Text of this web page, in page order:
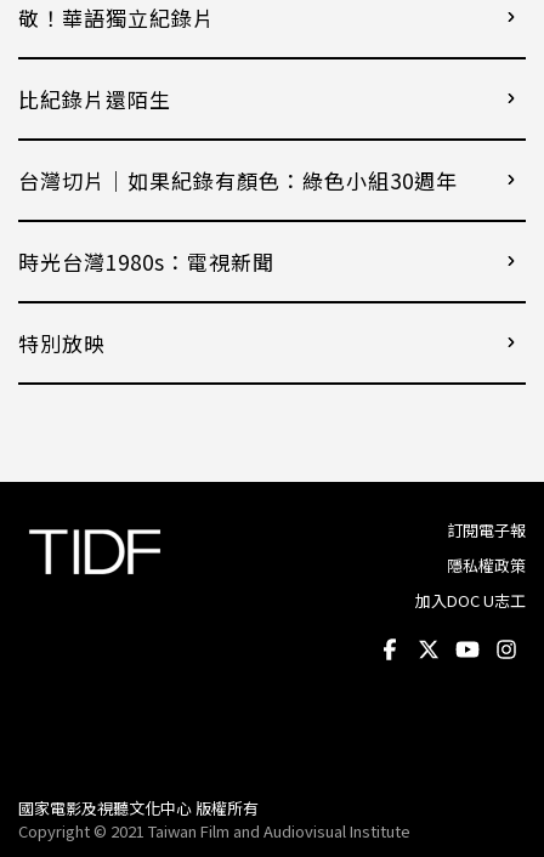
敬！華語獨立紀錄片
比紀錄片還陌生
台灣切片｜如果紀錄有顏色：綠色小組30週年
時光台灣1980s：電視新聞
特別放映
訂閱電子報
隱私權政策
加入DOC U志工
國家電影及視聽文化中心 版權所有
Copyright © 2021 Taiwan Film and Audiovisual Institute